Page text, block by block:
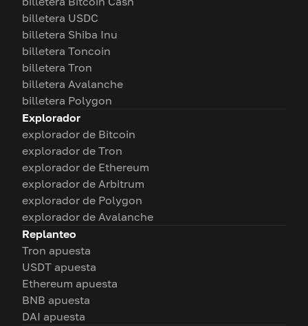
billetera USDC
billetera Shiba Inu
billetera Toncoin
billetera Tron
billetera Avalanche
billetera Polygon
Explorador
explorador de Bitcoin
explorador de Tron
explorador de Ethereum
explorador de Arbitrum
explorador de Polygon
explorador de Avalanche
Replanteo
Tron apuesta
USDT apuesta
Ethereum apuesta
BNB apuesta
DAI apuesta